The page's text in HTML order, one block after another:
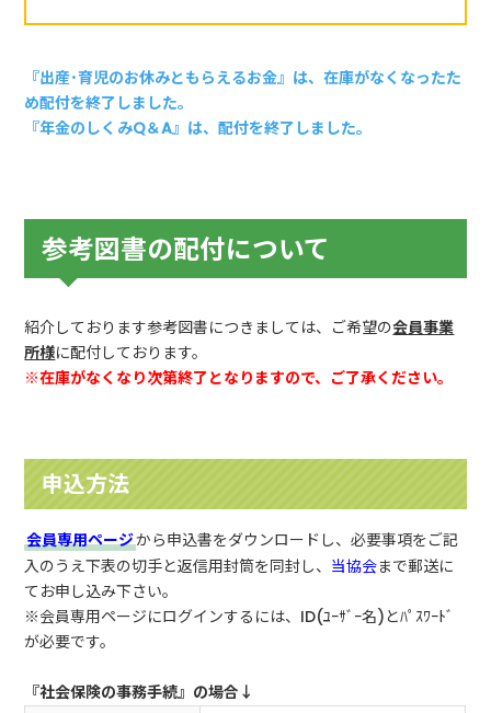
『出産･育児のお休みともらえるお金』は、在庫がなくなったた
め配付を終了しました。
『年金のしくみQ＆A』は、配付を終了しました。
参考図書の配付について
紹介しております参考図書につきましては、ご希望の会員事業
所様に配付しております。
※在庫がなくなり次第終了となりますので、ご了承ください。
申込方法
会員専用ページから申込書をダウンロードし、必要事項をご記
入のうえ下表の切手と返信用封筒を同封し、 当協会まで郵送に
てお申し込み下さい。
※会員専用ページにログインするには、ID(ﾕｰｻﾞｰ名)とﾊﾟｽﾜｰﾄﾞ
が必要です。
『社会保険の事務手続』の場合↓